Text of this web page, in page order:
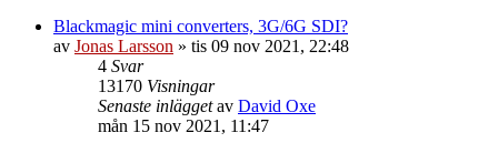
Blackmagic mini converters, 3G/6G SDI?
av Jonas Larsson » tis 09 nov 2021, 22:48
4 Svar
13170 Visningar
Senaste inläggetav David Oxe
mån 15 nov 2021, 11:47